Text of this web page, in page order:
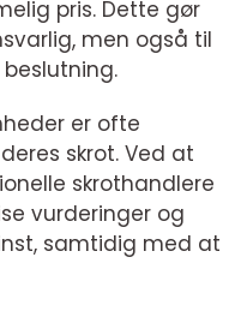
pris. Dette gør
men også til
er ofte
skrot. Ved at
skrothandlere
vurderinger og
samtidig med at